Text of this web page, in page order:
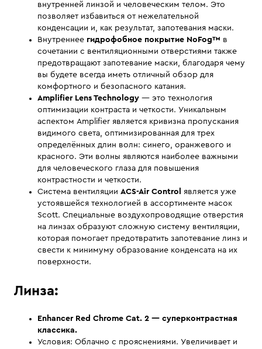
внутренней линзой и человеческим телом. Это
позволяет избавиться от нежелательной
конденсации и, как результат, запотевания маски.
Внутреннее гидрофобное покрытие NoFog™ в
сочетании с вентиляционными отверстиями также
предотвращают запотевание маски, благодаря чему
вы будете всегда иметь отличный обзор для
комфортного и безопасного катания.
Amplifier Lens Technology — это технология
оптимизации контраста и четкости. Уникальным
аспектом Amplifier является кривизна пропускания
видимого света, оптимизированная для трех
определённых длин волн: синего, оранжевого и
красного. Эти волны являются наиболее важными
для человеческого глаза для повышения
контрастности и четкости.
Система вентиляции ACS-Air Control
является уже
устоявшейся технологией в ассортименте масок
Scott. Специальные воздухопроводящие отверстия
на линзах образуют сложную систему вентиляции,
которая помогает предотвратить запотевание линз и
свести к минимуму образование конденсата на их
поверхности.
Линза:
Enhancer Red Chrome Cat. 2 — суперконтрастная
классика.
Условия: Облачно с прояснениями. Увеличивает и